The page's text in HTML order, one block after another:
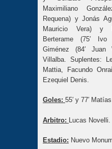
Maximiliano
Requena) y Jonás
Mauricio Vera) y
Berterame (75′
Giménez (84′ Juan
Villalba. Suplentes:
Mattia, Facundo
Ezequiel Denis.
Goles: 55′ y 77′
Arbitro: Lucas Novelli.
Estadio: Nuevo